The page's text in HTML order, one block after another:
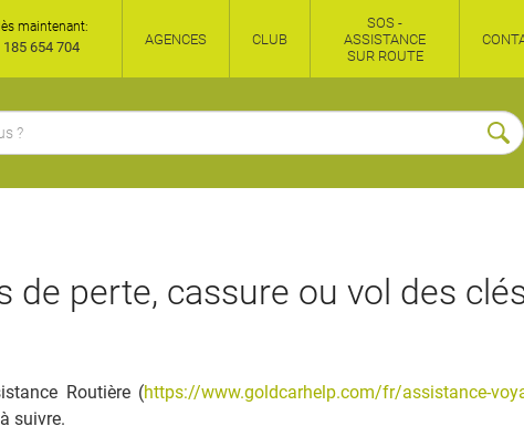
maintenant:
654 704 AGENCES CLUB
SOS -
ASSISTANCE
SUR ROUTE
de perte, cassure ou vol des
Routière (https://www.goldcarhelp.com/fr/assistance-
suivre.